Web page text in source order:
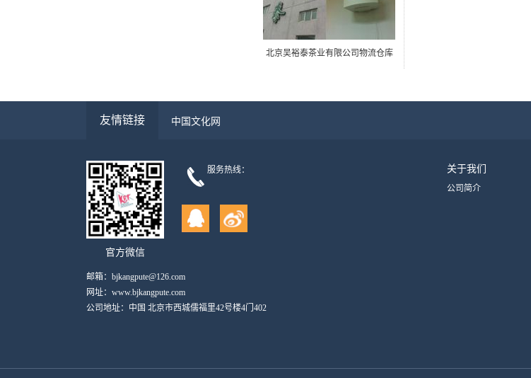
北京吴裕泰茶业有限公司物流仓库
友情链接 中国文化网
官方微信
服务热线：
邮箱：bjkangpute@126.com
网址：www.bjkangpute.com
公司地址：中国 北京市西城儒福里42号楼4门402
关于我们
公司简介